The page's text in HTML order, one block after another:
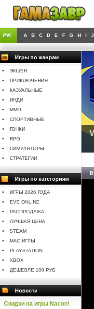
A B C D E F G H I J
Игры по жанрам
ЭКШЕН
ПРИКЛЮЧЕНИЯ
КАЗУАЛЬНЫЕ
ИНДИ
MMO
СПОРТИВНЫЕ
ГОНКИ
RPG
СИМУЛЯТОРЫ
СТРАТЕГИИ
Игры по категориям
ИГРЫ 2026 ГОДА
EVE ONLINE
РАСПРОДАЖА
ЛУЧШАЯ ЦЕНА
STEAM
MAC ИГРЫ
PLAYSTATION
XBOX
ДЕШЕВЛЕ 100 РУБ
Новости
Скидки на игры Nacon!